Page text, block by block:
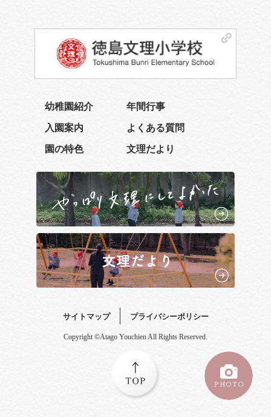
幼稚園紹介 年間行事
入園案内 よくある質問
園の特色 文理だより
サイトマップ プライバシーポリシー
Copyright ©Atago Youchien All Rights Reserved.